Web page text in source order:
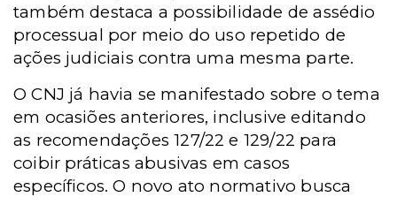
também destaca a possibilidade de assédio
processual por meio do uso repetido de
ações judiciais contra uma mesma parte.
O CNJ já havia se manifestado sobre o tema
em ocasiões anteriores, inclusive editando
as recomendações 127/22 e 129/22 para
coibir práticas abusivas em casos
específicos. O novo ato normativo busca